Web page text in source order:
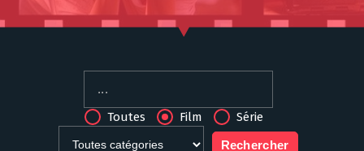
Toutes Film Série